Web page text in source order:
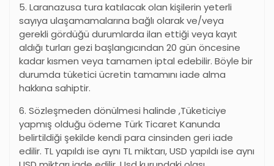
5. Laranazusa tura katılacak olan kişilerin yeterli
sayıya ulaşamamalarına bağlı olarak ve/veya
gerekli gördüğü durumlarda ilan ettiği veya kayıt
aldığı turları gezi başlangıcından 20 gün öncesine
kadar kısmen veya tamamen iptal edebilir. Böyle bir
durumda tüketici ücretin tamamını iade alma
hakkına sahiptir.
6. Sözleşmeden dönülmesi halinde ,Tüketiciye
yapmış olduğu ödeme Türk Ticaret Kanunda
belirtildiği şekilde kendi para cinsinden geri iade
edilir. TL yapıldı ise aynı TL miktarı, USD yapıldı ise aynı